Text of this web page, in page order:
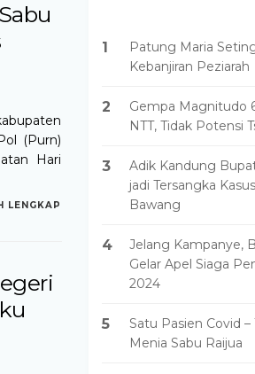
(Purn)
Hari
LENGKAP
1
Patung Maria
Kebanjiran Peziarah
2
Gempa Magnitudo
NTT, Tidak Potensi
3
Adik Kandung
jadi Tersangka
Bawang
4
Jelang Kampanye,
Gelar Apel Siaga
2024
5
Satu Pasien Covid
Menia Sabu Raijua